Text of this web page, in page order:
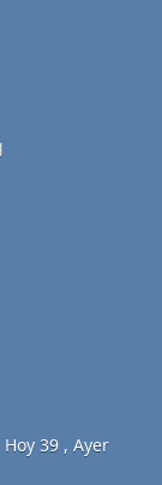
Hoy 39 , Ayer